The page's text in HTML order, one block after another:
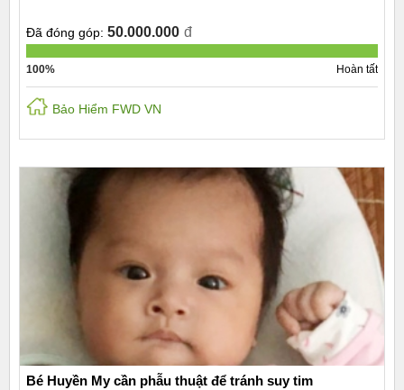
Đã đóng góp: 50.000.000 đ
100% Hoàn tất
Bảo Hiểm FWD VN
Bé Huyền My cần phẫu thuật để tránh suy tim